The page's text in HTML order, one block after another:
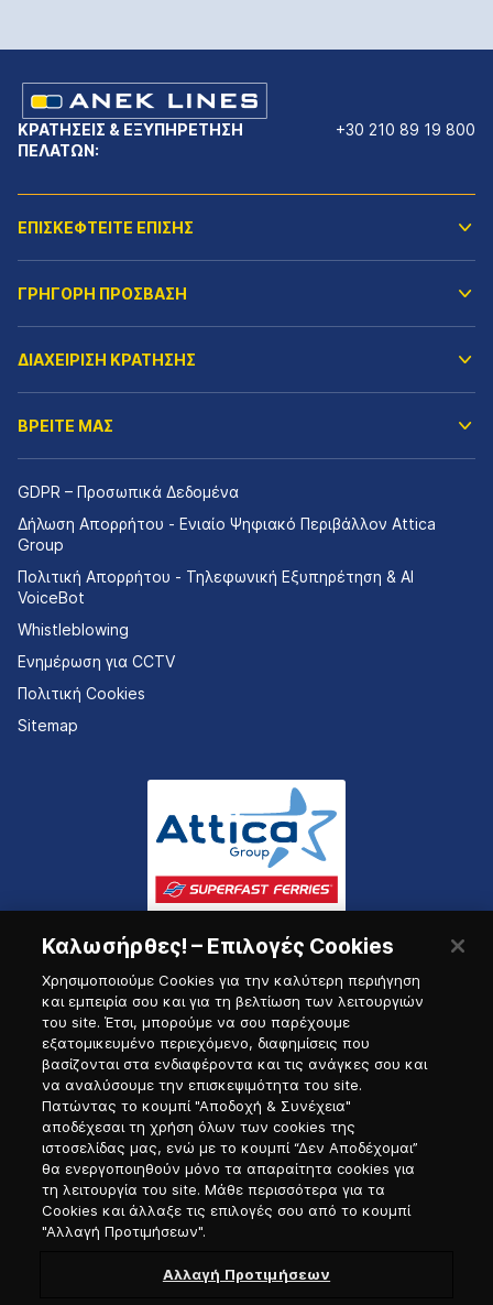
ΚΡΑΤΗΣΕΙΣ & ΕΞΥΠΗΡΕΤΗΣΗ
ΠΕΛΑΤΩΝ:
+30 210 89 19 800
ΕΠΙΣΚΕΦΤΕΙΤΕ ΕΠΙΣΗΣ
ΓΡΗΓΟΡΗ ΠΡΟΣΒΑΣΗ
ΔΙΑΧΕΙΡΙΣΗ ΚΡΑΤΗΣΗΣ
ΒΡΕΙΤΕ ΜΑΣ
GDPR – Προσωπικά Δεδομένα
Δήλωση Απορρήτου - Ενιαίο Ψηφιακό Περιβάλλον Attica
Group
Πολιτική Απορρήτου - Τηλεφωνική Εξυπηρέτηση & AI
VoiceBot
Whistleblowing
Ενημέρωση για CCTV
Πολιτική Cookies
Sitemap
Πύλη Ναυτικού
Καλωσήρθες! – Επιλογές Cookies
Χρησιμοποιούμε Cookies για την καλύτερη περιήγηση
και εμπειρία σου και για τη βελτίωση των λειτουργιών
του site. Έτσι, μπορούμε να σου παρέχουμε
εξατομικευμένο περιεχόμενο, διαφημίσεις που
βασίζονται στα ενδιαφέροντα και τις ανάγκες σου και
να αναλύσουμε την επισκεψιμότητα του site.
Πατώντας το κουμπί "Αποδοχή & Συνέχεια"
αποδέχεσαι τη χρήση όλων των cookies της
ιστοσελίδας μας, ενώ με το κουμπί “Δεν Αποδέχομαι”
θα ενεργοποιηθούν μόνο τα απαραίτητα cookies για
τη λειτουργία του site. Μάθε περισσότερα για τα
Cookies και άλλαξε τις επιλογές σου από το κουμπί
"Αλλαγή Προτιμήσεων".
Αλλαγή Προτιμήσεων